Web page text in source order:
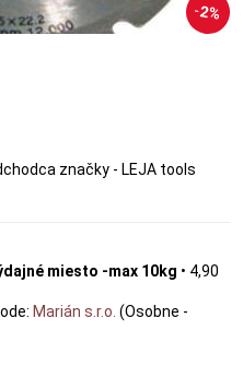
2%
značky - LEJA tools
miesto -max 10kg • 4,90
Marián s.r.o. (Osobne -